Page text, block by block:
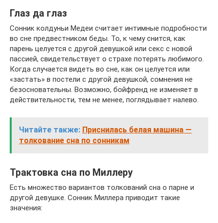
Глаз да глаз
Сонник колдуньи Медеи считает интимные подробности
во сне предвестником беды. То, к чему снится, как
парень целуется с другой девушкой или секс с новой
пассией, свидетельствует о страхе потерять любимого.
Когда случается видеть во сне, как он целуется или
«застать» в постели с другой девушкой, сомнения не
безосновательны. Возможно, бойфренд не изменяет в
действительности, тем не менее, поглядывает налево.
Читайте также: Приснилась белая машина —
толкование сна по сонникам
Трактовка сна по Миллеру
Есть множество вариантов толкований сна о парне и
другой девушке. Сонник Миллера приводит такие
значения: